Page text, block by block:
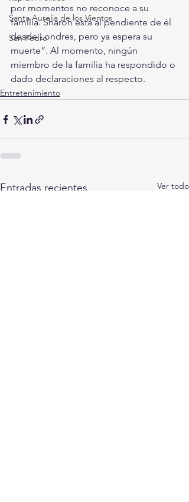
Santa Aurelia de los Vientos
San Pedro
por momentos no reconoce a su
familia. Sharon está al pendiente de él
desde Londres, pero ya espera su
muerte”. Al momento, ningún
miembro de la familia ha respondido o
dado declaraciones al respecto.
Entretenimiento
Entradas recientes Ver todo